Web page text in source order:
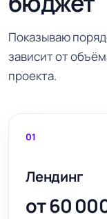
Показываю
зависит от
проекта.
01
Лендинг
от 60